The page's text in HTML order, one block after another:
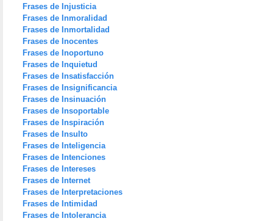
Frases de Injusticia
Frases de Inmoralidad
Frases de Inmortalidad
Frases de Inocentes
Frases de Inoportuno
Frases de Inquietud
Frases de Insatisfacción
Frases de Insignificancia
Frases de Insinuación
Frases de Insoportable
Frases de Inspiración
Frases de Insulto
Frases de Inteligencia
Frases de Intenciones
Frases de Intereses
Frases de Internet
Frases de Interpretaciones
Frases de Intimidad
Frases de Intolerancia